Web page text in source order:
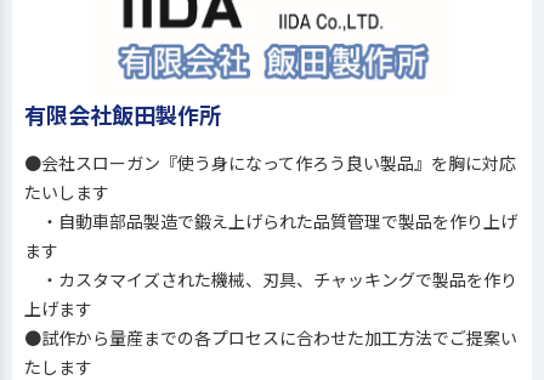
有限会社飯田製作所
●会社スローガン『使う身になって作ろう良い製品』を胸に対応
たいします
・自動車部品製造で鍛え上げられた品質管理で製品を作り上げ
ます
・カスタマイズされた機械、刃具、チャッキングで製品を作り
上げます
●試作から量産までの各プロセスに合わせた加工方法でご提案い
たします